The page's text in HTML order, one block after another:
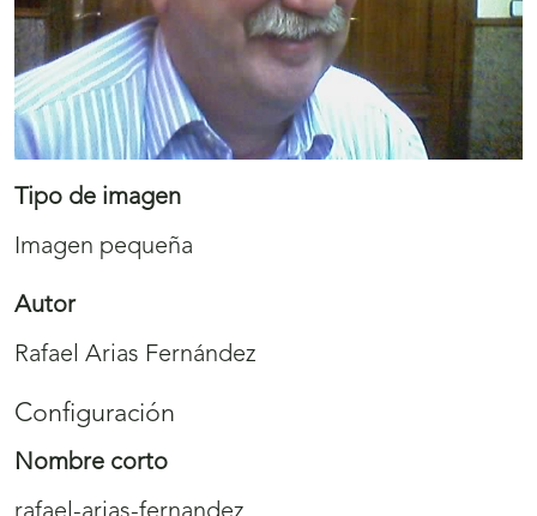
Tipo de imagen
Imagen pequeña
Autor
Rafael Arias Fernández
Configuración
Nombre corto